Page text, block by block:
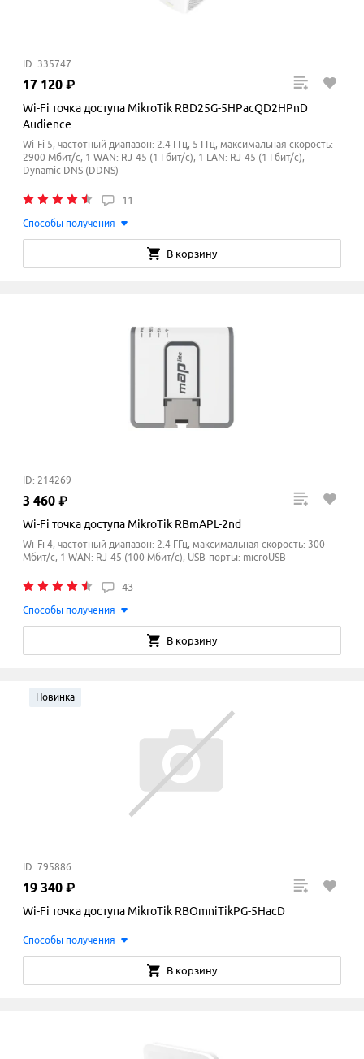
ID: 335747
17 120 ₽
Wi-Fi точка доступа MikroTik RBD25G-5HPacQD2HPnD
Audience
Wi-Fi 5, частотный диапазон: 2.4 ГГц, 5 ГГц, максимальная скорость:
2900 Мбит/с, 1 WAN: RJ-45 (1 Гбит/с), 1 LAN: RJ-45 (1 Гбит/с),
Dynamic DNS (DDNS)
11
Способы получения
В корзину
ID: 214269
3 460 ₽
Wi-Fi точка доступа MikroTik RBmAPL-2nd
Wi-Fi 4, частотный диапазон: 2.4 ГГц, максимальная скорость: 300
Мбит/с, 1 WAN: RJ-45 (100 Мбит/с), USB-порты: microUSB
43
Способы получения
В корзину
Новинка
ID: 795886
19 340 ₽
Wi-Fi точка доступа MikroTik RBOmniTikPG-5HacD
Способы получения
В корзину